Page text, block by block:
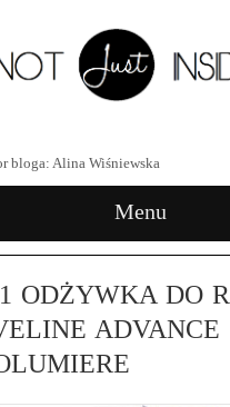
bloga: Alina Wiśniewska
Menu
ODŻYWKA DO
ADVANCE